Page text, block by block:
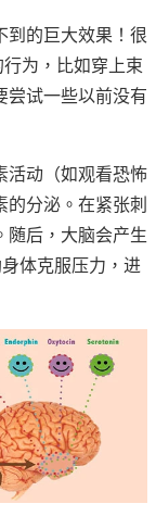
到的巨大效果！很
为，比如穿上束
尝试一些以前没有
活动（如观看恐怖
的分泌。在紧张刺
随后，大脑会产生
体克服压力，进